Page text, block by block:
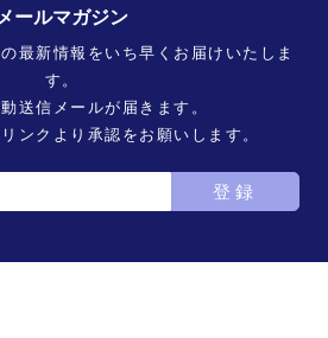
メールマガジン
最新情報をいち早くお届けいたしま
す。
送信メールが届きます。
ンクより承認をお願いします。
登録